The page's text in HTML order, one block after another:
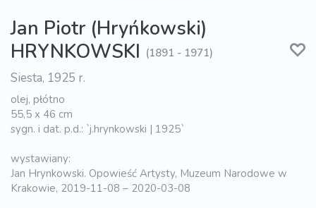
Jan Piotr (Hryńkowski)
HRYNKOWSKI (1891 - 1971)
Siesta, 1925 r.
olej, płótno
55,5 x 46 cm
sygn. i dat. p.d.: `j.hrynkowski | 1925`
wystawiany:
Jan Hrynkowski. Opowieść Artysty, Muzeum Narodowe w
Krakowie, 2019-11-08 – 2020-03-08